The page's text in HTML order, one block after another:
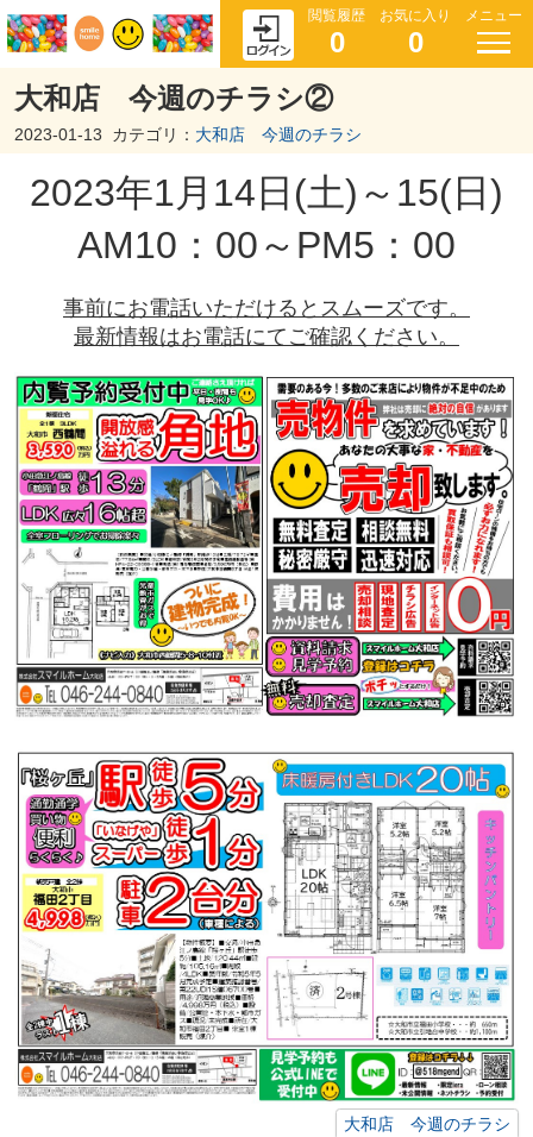
閲覧履歴
0
お気に入り
0
メニュー
大和店 今週のチラシ②
2023-01-13 カテゴリ： 大和店 今週のチラシ
2023年1月14日(土)～15(日)
AM10：00～PM5：00
事前にお電話いただけるとスムーズです。
最新情報はお電話にてご確認ください。
大和店 今週のチラシ